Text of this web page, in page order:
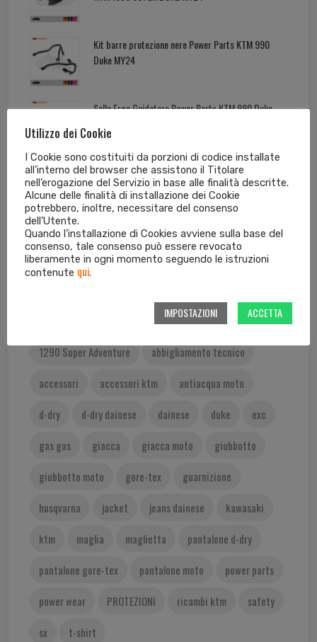
Kit barre protezione nere Power Parts KTM 990
Duke MY24
Sella Ergo Guidatore Power Parts KTM 990 Duke
Tag cloud dei prodotti
125 EXC 125 SX 250 EXC
250 EXC-F
450 EXC
1290 Super Adventure
abbigliamento tecnico
accessori
accessori ktm
antiacqua moto
d-dry
d-dry dainese dainese duke
exc
gas gas
giacca giacca moto
giubbotto
giubbotto moto
gore-tex
guarnizione
husqvarna
jacket jeans dainese
kawasaki
ktm
maglia maglietta
pantalone d-dry
pantalone gore-tex
pantalone moto
power parts
power wear
PROTEZIONI ricambi ktm
safety
sx
t-shirt
Utilizzo dei Cookie
I Cookie sono costituiti da porzioni di codice installate
all'interno del browser che assistono il Titolare
nell’erogazione del Servizio in base alle finalità descritte.
Alcune delle finalità di installazione dei Cookie
potrebbero, inoltre, necessitare del consenso
dell'Utente.
Quando l’installazione di Cookies avviene sulla base del
consenso, tale consenso può essere revocato
liberamente in ogni momento seguendo le istruzioni
contenute qui.
IMPOSTAZIONI ACCETTA